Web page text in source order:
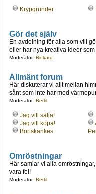
Krypgrunder
Gör det själv
En avdelning för alla som vill
eller har nya kreativa ideér
Moderator: Rickard
Allmänt forum
Här diskuterar vi allt mellan
sånt som inte har med
Moderator: Bertil
Jag vill sälja!
Jag vill köpa!
Bortskänkes
Omröstningar
Här samlar vi alla
vara fel!
Moderator: Bertil